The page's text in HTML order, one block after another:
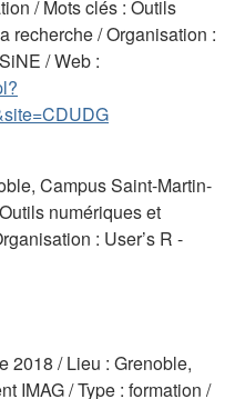
/ Mots clés : Outils
recherche / Organisation :
/ Web :
Campus Saint-Martin-
numériques et
: User’s R -
2018 / Lieu : Grenoble,
IMAG / Type : formation /